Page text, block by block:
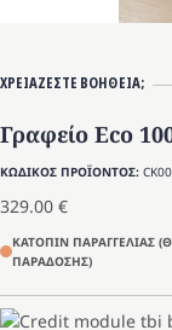
ΧΡΕΙΑΖΕΣΤΕ ΒΟΗΘΕΙΑ;
Γραφείο Eco
ΚΩΔΙΚΟΣ ΠΡΟΪΟΝΤΟΣ:
329.00 €
ΚΑΤΟΠΙΝ ΠΑΡΑΓΓΕΛΙΑΣ
ΠΑΡΑΔΟΣΗΣ)